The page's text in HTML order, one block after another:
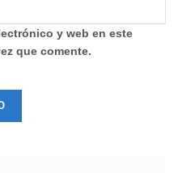
y web en este
que comente.